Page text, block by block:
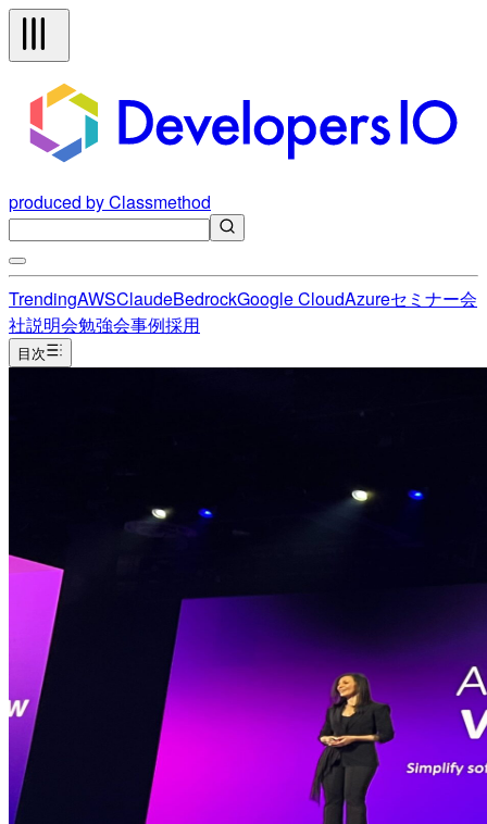
produced by Classmethod
TrendingAWSClaudeBedrockGoogle CloudAzureセミナー会
社説明会勉強会事例採用
目次